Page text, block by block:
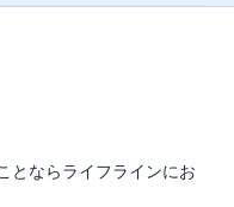
とならライフラインにお